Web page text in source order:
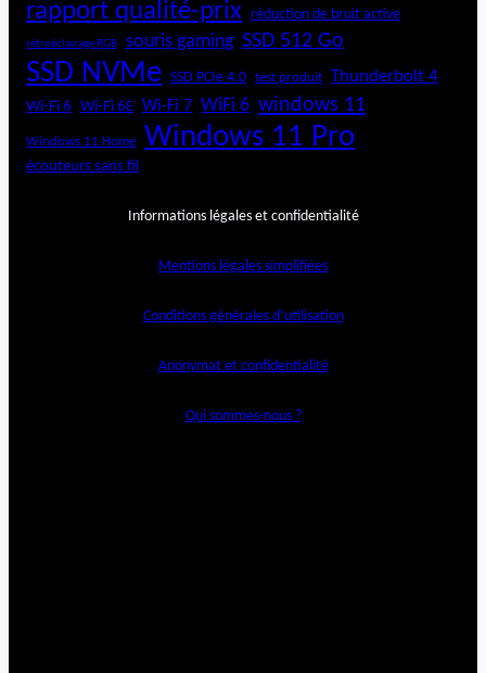
rapport qualité-prix réduction de bruit active
rétroéclairage RGB souris gaming SSD 512 Go
SSD NVMe SSD PCIe 4.0 test produit Thunderbolt 4
Wi-Fi 6 Wi-Fi 6E Wi-Fi 7 WiFi 6 windows 11
Windows 11 Home Windows 11 Pro
écouteurs sans fil
Informations légales et confidentialité
Mentions légales simplifiées
Conditions générales d’utilisation
Anonymat et confidentialité
Qui sommes-nous ?